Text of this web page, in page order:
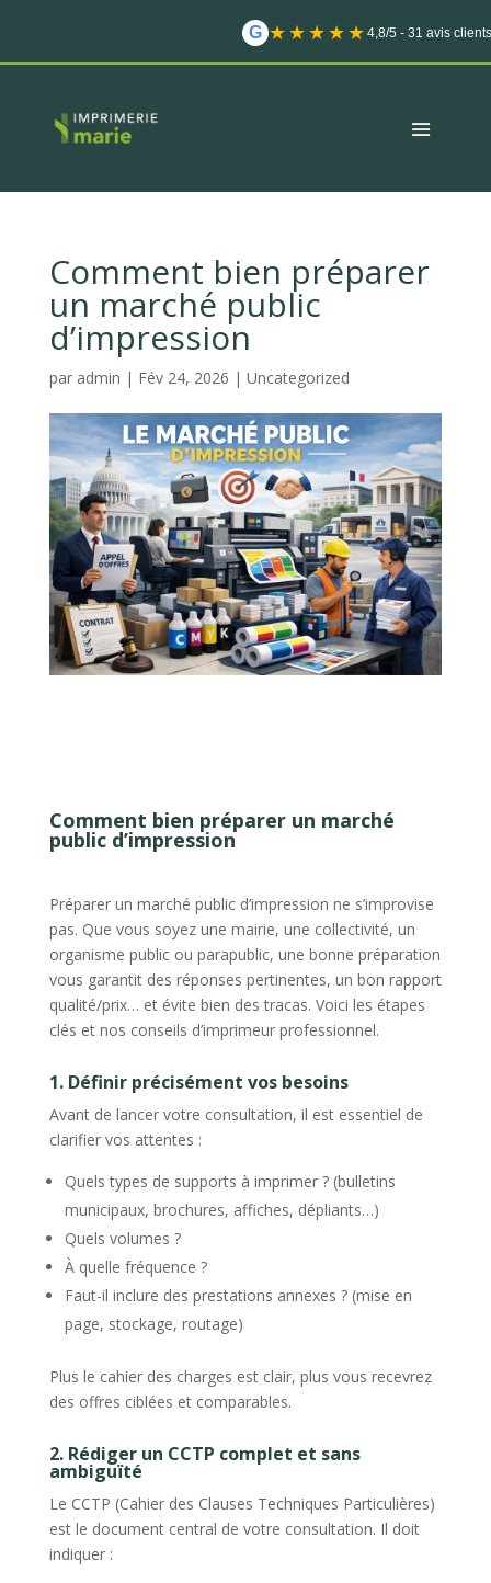
G ★★★★★ 4,8/5 - 31 avis clients
Comment bien préparer
un marché public
d’impression
par admin | Fév 24, 2026 | Uncategorized
Comment bien préparer un marché
public d’impression
Préparer un marché public d’impression ne s’improvise
pas. Que vous soyez une mairie, une collectivité, un
organisme public ou parapublic, une bonne préparation
vous garantit des réponses pertinentes, un bon rapport
qualité/prix… et évite bien des tracas. Voici les étapes
clés et nos conseils d’imprimeur professionnel.
1. Définir précisément vos besoins
Avant de lancer votre consultation, il est essentiel de
clarifier vos attentes :
Quels types de supports à imprimer ? (bulletins
municipaux, brochures, affiches, dépliants…)
Quels volumes ?
À quelle fréquence ?
Faut-il inclure des prestations annexes ? (mise en
page, stockage, routage)
Plus le cahier des charges est clair, plus vous recevrez
des offres ciblées et comparables.
2. Rédiger un CCTP complet et sans
ambiguïté
Le CCTP (Cahier des Clauses Techniques Particulières)
est le document central de votre consultation. Il doit
indiquer :